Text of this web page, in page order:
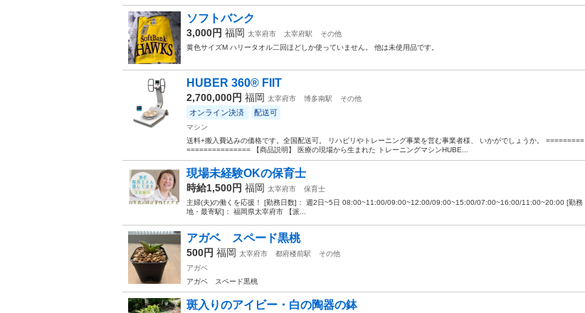
ソフトバンク
3,000円 福岡 太宰府市 太宰府駅
その他
黄色サイズM ハリータオル二回ほどしか使っていません。 他は未使用品です。
HUBER 360® FIIT
2,700,000円 福岡 太宰府市 博多南駅 その他
オンライン決済 配送可
マシン
送料+搬入費込みの価格です。全国配送可。 リハビリやトレーニング事業を営む事業者様、 いかがでしょうか。 =========
=============== 【商品説明】 医療の現場から生まれた トレーニングマシンHUBE...
現場未経験OKの保育士
時給1,500円 福岡 太宰府市
保育士
主婦(夫)の働くを応援！ [勤務日数]： 週2日~5日 08:00~11:00/09:00~12:00/09:00~15:00/07:00~16:00/11:00~20:00 [勤務
地・最寄駅]： 福岡県太宰府市 【派...
アガベ スペード黒桃
500円 福岡 太宰府市 都府楼前駅
その他
アガベ
アガベ スペード黒桃
斑入りのアイビー・白の陶器の鉢